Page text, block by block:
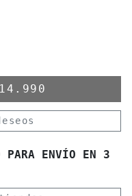
ENVÍO EN 3